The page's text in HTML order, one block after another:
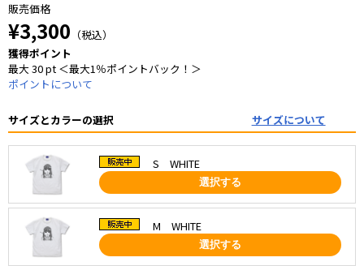
販売価格
¥3,300 （税込）
獲得ポイント
最大 30 pt ＜最大1％ポイントバック！＞
ポイントについて
サイズとカラーの選択 サイズについて
S WHITE
選択する
M WHITE
選択する